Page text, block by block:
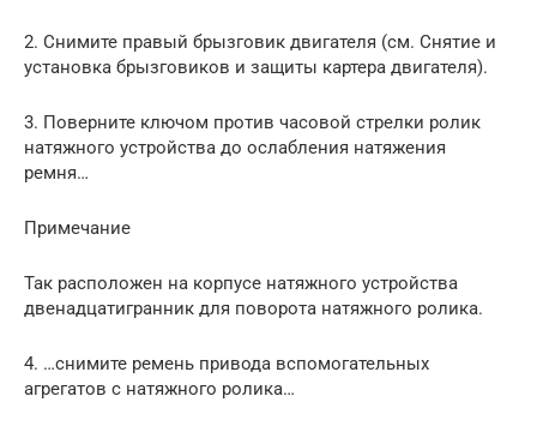
2. Снимите правый брызговик двигателя (см. Снятие и
установка брызговиков и защиты картера двигателя).
3. Поверните ключом против часовой стрелки ролик
натяжного устройства до ослабления натяжения
ремня…
Примечание
Так расположен на корпусе натяжного устройства
двенадцатигранник для поворота натяжного ролика.
4. …снимите ремень привода вспомогательных
агрегатов с натяжного ролика…